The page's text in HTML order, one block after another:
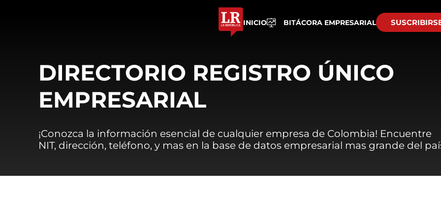
INICIO BITÁCORA EMPRESARIAL
DIRECTORIO REGISTRO ÚNICO
EMPRESARIAL
¡Conozca la información esencial de cualquier empresa de Colombia! Encuentre
NIT, dirección, teléfono, y mas en la base de datos empresarial mas grande del